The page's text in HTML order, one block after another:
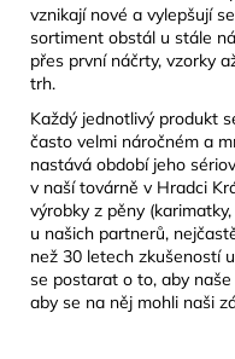
vznikají nové a vylepšují
sortiment obstál u stále
přes první náčrty, vzorky
trh.
Každý jednotlivý produkt
často velmi náročném a
nastává období jeho
v naší továrně v Hradci
výrobky z pěny
u našich partnerů,
než 30 letech zkušeností
se postarat o to, aby
aby se na něj mohli naši